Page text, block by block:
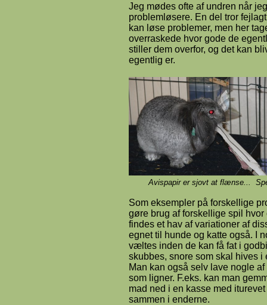
Jeg mødes ofte af undren når
problemløsere. En del tror
kan løse problemer, men her
overraskede hvor gode de
stiller dem overfor, og det kan
egentlig er.
Avispapir er sjovt at flænse...
Som eksempler på forskellige
gøre brug af forskellige spil
findes et hav af variationer af
egnet til hunde og katte også. I
væltes inden de kan få fat i
skubbes, snore som skal hives
Man kan også selv lave nogle
som ligner. F.eks. kan man
mad ned i en kasse med
sammen i enderne.